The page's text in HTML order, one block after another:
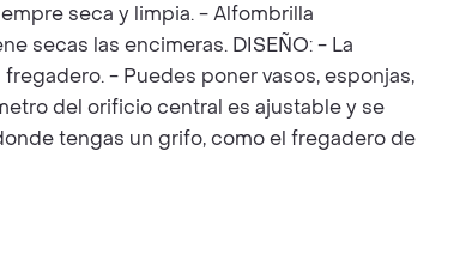
seca y limpia. - Alfombrilla
secas las encimeras. DISEÑO: - La
- Puedes poner vasos, esponjas,
del orificio central es ajustable y se
tengas un grifo, como el fregadero de